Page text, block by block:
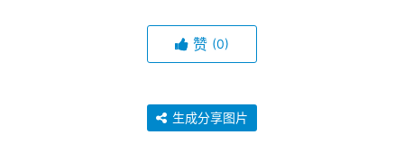
赞 (0)
生成分享图片